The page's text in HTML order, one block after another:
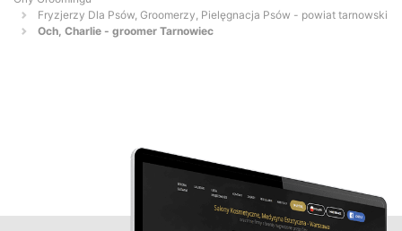
Fryzjerzy Dla Psów, Groomerzy, Pielęgnacja Psów - powiat tarnowski
Och, Charlie - groomer Tarnowiec